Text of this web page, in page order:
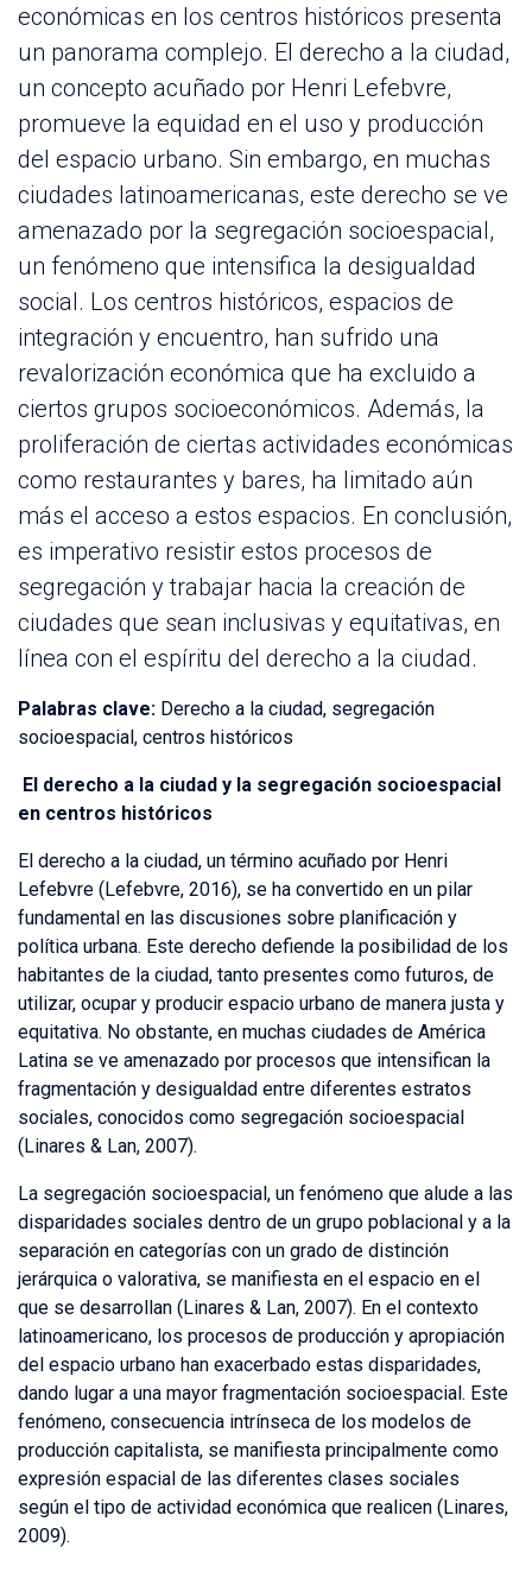
económicas en los centros históricos presenta
un panorama complejo. El derecho a la ciudad,
un concepto acuñado por Henri Lefebvre,
promueve la equidad en el uso y producción
del espacio urbano. Sin embargo, en muchas
ciudades latinoamericanas, este derecho se ve
amenazado por la segregación socioespacial,
un fenómeno que intensifica la desigualdad
social. Los centros históricos, espacios de
integración y encuentro, han sufrido una
revalorización económica que ha excluido a
ciertos grupos socioeconómicos. Además, la
proliferación de ciertas actividades económicas
como restaurantes y bares, ha limitado aún
más el acceso a estos espacios. En conclusión,
es imperativo resistir estos procesos de
segregación y trabajar hacia la creación de
ciudades que sean inclusivas y equitativas, en
línea con el espíritu del derecho a la ciudad.
Palabras clave: Derecho a la ciudad, segregación
socioespacial, centros históricos
El derecho a la ciudad y la segregación socioespacial
en centros históricos
El derecho a la ciudad, un término acuñado por Henri
Lefebvre (Lefebvre, 2016), se ha convertido en un pilar
fundamental en las discusiones sobre planificación y
política urbana. Este derecho defiende la posibilidad de los
habitantes de la ciudad, tanto presentes como futuros, de
utilizar, ocupar y producir espacio urbano de manera justa y
equitativa. No obstante, en muchas ciudades de América
Latina se ve amenazado por procesos que intensifican la
fragmentación y desigualdad entre diferentes estratos
sociales, conocidos como segregación socioespacial
(Linares & Lan, 2007).
La segregación socioespacial, un fenómeno que alude a las
disparidades sociales dentro de un grupo poblacional y a la
separación en categorías con un grado de distinción
jerárquica o valorativa, se manifiesta en el espacio en el
que se desarrollan (Linares & Lan, 2007). En el contexto
latinoamericano, los procesos de producción y apropiación
del espacio urbano han exacerbado estas disparidades,
dando lugar a una mayor fragmentación socioespacial. Este
fenómeno, consecuencia intrínseca de los modelos de
producción capitalista, se manifiesta principalmente como
expresión espacial de las diferentes clases sociales
según el tipo de actividad económica que realicen (Linares,
2009).